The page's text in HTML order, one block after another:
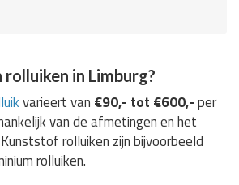
in Limburg?
varieert van €90,- tot €600,-per
van de afmetingen en het
rolluiken zijn bijvoorbeeld
rolluiken.